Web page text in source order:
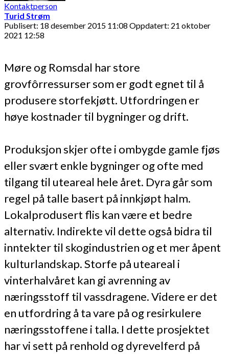
Kontaktperson
Turid Strøm
Publisert: 18 desember 2015 11:08 Oppdatert: 21 oktober
2021 12:58
Møre og Romsdal har store
grovfôrressurser som er godt egnet til å
produsere storfekjøtt. Utfordringen er
høye kostnader til bygninger og drift.
Produksjon skjer ofte i ombygde gamle fjøs
eller svært enkle bygninger og ofte med
tilgang til uteareal hele året. Dyra går som
regel på talle basert på innkjøpt halm.
Lokalprodusert flis kan være et bedre
alternativ. Indirekte vil dette også bidra til
inntekter til skogindustrien og et mer åpent
kulturlandskap. Storfe på uteareal i
vinterhalvåret kan gi avrenning av
næringsstoff til vassdragene. Videre er det
en utfordring å ta vare på og resirkulere
næringsstoffene i talla. I dette prosjektet
har vi sett på renhold og dyrevelferd på